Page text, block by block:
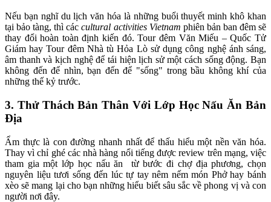
Nếu bạn nghĩ du lịch văn hóa là những buổi thuyết minh khô khan
tại bảo tàng, thì các cultural activities Vietnam phiên bản ban đêm sẽ
thay đổi hoàn toàn định kiến đó. Tour đêm Văn Miếu – Quốc Tử
Giám hay Tour đêm Nhà tù Hỏa Lò sử dụng công nghệ ánh sáng,
âm thanh và kịch nghệ để tái hiện lịch sử một cách sống động. Bạn
không đến để nhìn, bạn đến để "sống" trong bầu không khí của
những thế kỷ trước.
3. Thử Thách Bản Thân Với Lớp Học Nấu Ăn Bản
Địa
Ẩm thực là con đường nhanh nhất để thấu hiểu một nền văn hóa.
Thay vì chỉ ghé các nhà hàng nổi tiếng được review trên mạng, việc
tham gia một lớp học nấu ăn  từ bước đi chợ địa phương, chọn
nguyên liệu tươi sống đến lúc tự tay nêm nếm món Phở hay bánh
xèo sẽ mang lại cho bạn những hiểu biết sâu sắc về phong vị và con
người nơi đây.